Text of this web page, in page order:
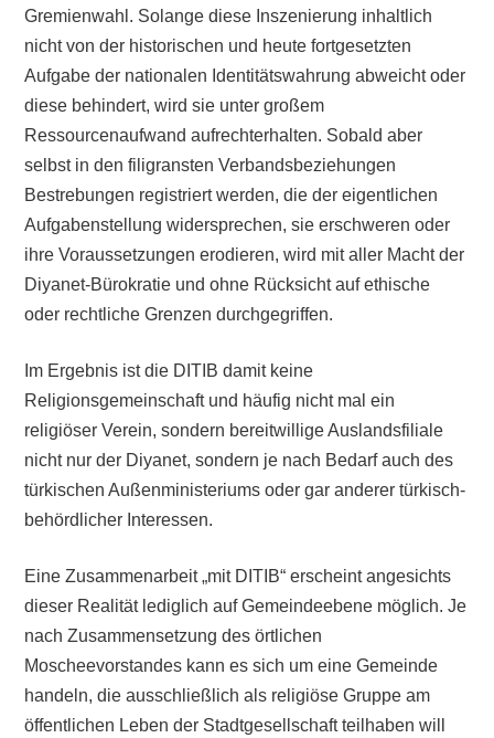
Gremienwahl. Solange diese Inszenierung inhaltlich
nicht von der historischen und heute fortgesetzten
Aufgabe der nationalen Identitätswahrung abweicht oder
diese behindert, wird sie unter großem
Ressourcenaufwand aufrechterhalten. Sobald aber
selbst in den filigransten Verbandsbeziehungen
Bestrebungen registriert werden, die der eigentlichen
Aufgabenstellung widersprechen, sie erschweren oder
ihre Voraussetzungen erodieren, wird mit aller Macht der
Diyanet-Bürokratie und ohne Rücksicht auf ethische
oder rechtliche Grenzen durchgegriffen.
Im Ergebnis ist die DITIB damit keine
Religionsgemeinschaft und häufig nicht mal ein
religiöser Verein, sondern bereitwillige Auslandsfiliale
nicht nur der Diyanet, sondern je nach Bedarf auch des
türkischen Außenministeriums oder gar anderer türkisch-
behördlicher Interessen.
Eine Zusammenarbeit „mit DITIB“ erscheint angesichts
dieser Realität lediglich auf Gemeindeebene möglich. Je
nach Zusammensetzung des örtlichen
Moscheevorstandes kann es sich um eine Gemeinde
handeln, die ausschließlich als religiöse Gruppe am
öffentlichen Leben der Stadtgesellschaft teilhaben will